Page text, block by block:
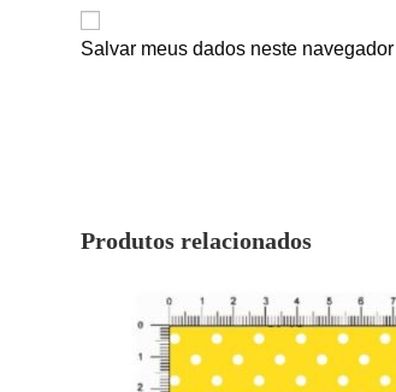
Salvar meus dados neste
Produtos relacionados